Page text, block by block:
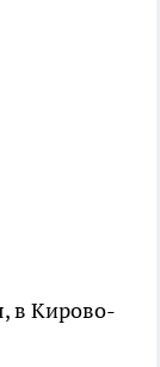
в Кирово-